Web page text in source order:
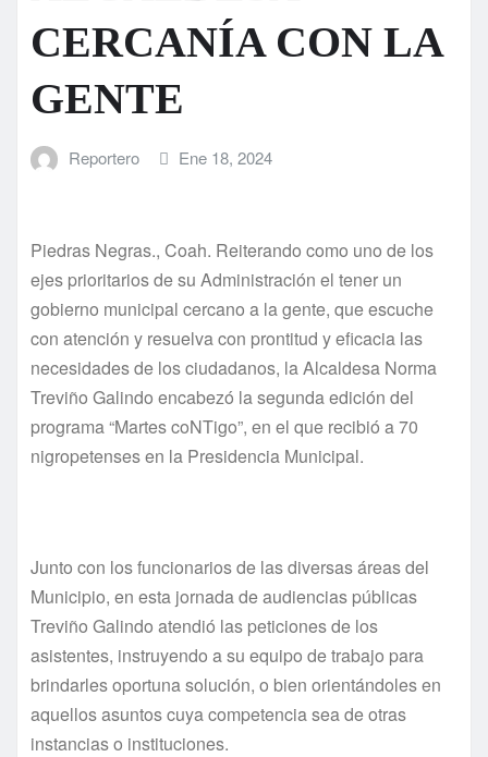
CERCANÍA CON LA
GENTE
Reportero Ene 18, 2024
Piedras Negras., Coah. Reiterando como uno de los
ejes prioritarios de su Administración el tener un
gobierno municipal cercano a la gente, que escuche
con atención y resuelva con prontitud y eficacia las
necesidades de los ciudadanos, la Alcaldesa Norma
Treviño Galindo encabezó la segunda edición del
programa “Martes coNTigo”, en el que recibió a 70
nigropetenses en la Presidencia Municipal.
Junto con los funcionarios de las diversas áreas del
Municipio, en esta jornada de audiencias públicas
Treviño Galindo atendió las peticiones de los
asistentes, instruyendo a su equipo de trabajo para
brindarles oportuna solución, o bien orientándoles en
aquellos asuntos cuya competencia sea de otras
instancias o instituciones.